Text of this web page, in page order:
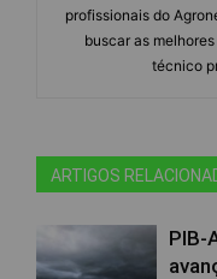
profissionais do
buscar as
técnico
ARTIGOS
PIB-